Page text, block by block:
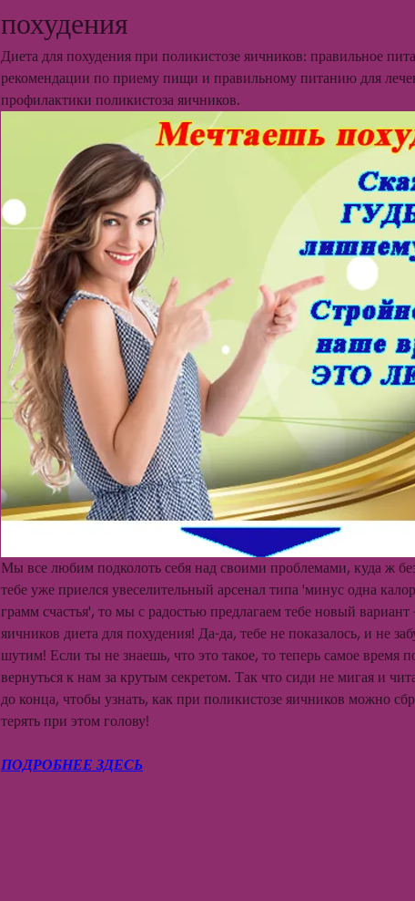
похудения
Диета для похудения при поликистозе яичников: правильное
рекомендации по приему пищи и правильному питанию для
профилактики поликистоза яичников.
Мы все любим подколоть себя над своими проблемами, куда ж
тебе уже приелся увеселительный арсенал типа 'минус одна
грамм счастья', то мы с радостью предлагаем тебе новый вариант
яичников диета для похудения! Да-да, тебе не показалось, и не
шутим! Если ты не знаешь, что это такое, то теперь самое время
вернуться к нам за крутым секретом. Так что сиди не мигая и
до конца, чтобы узнать, как при поликистозе яичников можно
терять при этом голову!
ПОДРОБНЕЕ ЗДЕСЬ